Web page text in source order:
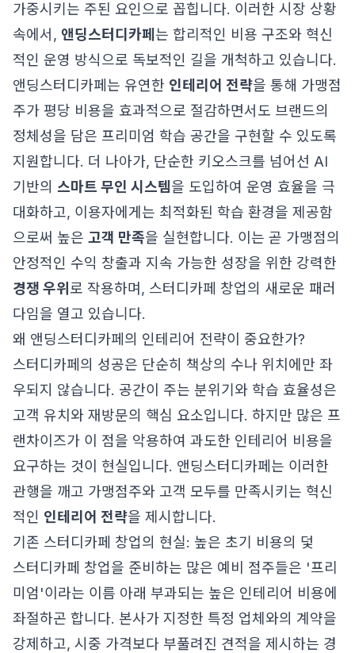
가중시키는 주된 요인으로 꼽힙니다. 이러한 시장 상황
속에서, 앤딩스터디카페 는 합리적인 비용 구조와 혁신
적인 운영 방식으로 독보적인 길을 개척하고 있습니다.
앤딩스터디카페는 유연한 인테리어 전략을 통해 가맹점
주가 평당 비용을 효과적으로 절감하면서도 브랜드의
정체성을 담은 프리미엄 학습 공간을 구현할 수 있도록
지원합니다. 더 나아가, 단순한 키오스크를 넘어선 AI
기반의 스마트 무인 시스템을 도입하여 운영 효율을 극
대화하고, 이용자에게는 최적화된 학습 환경을 제공함
으로써 높은 고객 만족을 실현합니다. 이는 곧 가맹점의
안정적인 수익 창출과 지속 가능한 성장을 위한 강력한
경쟁 우위 로 작용하며, 스터디카페 창업의 새로운 패러
다임을 열고 있습니다.
왜 앤딩스터디카페의 인테리어 전략이 중요한가?
스터디카페의 성공은 단순히 책상의 수나 위치에만 좌
우되지 않습니다. 공간이 주는 분위기와 학습 효율성은
고객 유치와 재방문의 핵심 요소입니다. 하지만 많은 프
랜차이즈가 이 점을 악용하여 과도한 인테리어 비용을
요구하는 것이 현실입니다. 앤딩스터디카페는 이러한
관행을 깨고 가맹점주와 고객 모두를 만족시키는 혁신
적인 인테리어 전략을 제시합니다.
기존 스터디카페 창업의 현실: 높은 초기 비용의 덫
스터디카페 창업을 준비하는 많은 예비 점주들은 '프리
미엄'이라는 이름 아래 부과되는 높은 인테리어 비용에
좌절하곤 합니다. 본사가 지정한 특정 업체와의 계약을
강제하고, 시중 가격보다 부풀려진 견적을 제시하는 경